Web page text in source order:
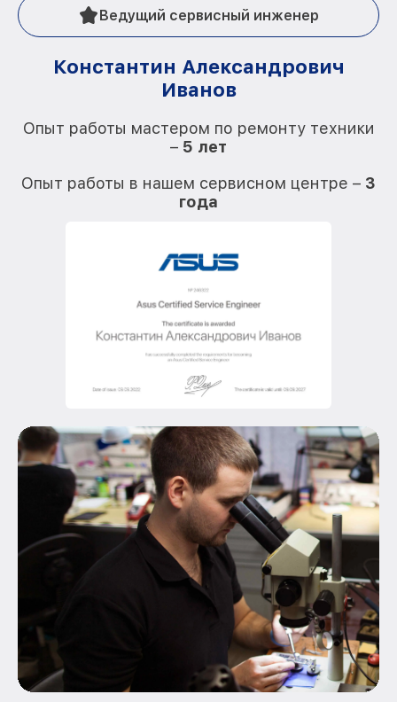
Ведущий сервисный инженер
Константин Александрович
Иванов
Опыт работы мастером по ремонту техники
– 5 лет
Опыт работы в нашем сервисном центре – 3
года